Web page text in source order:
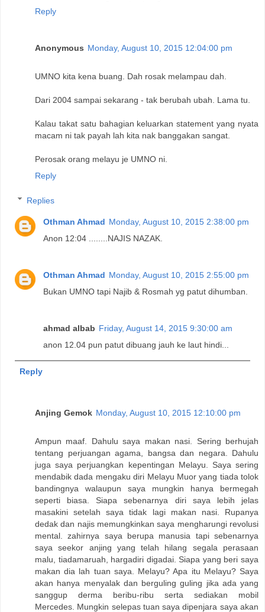
Reply
Anonymous Monday, August 10, 2015 12:04:00 pm
UMNO kita kena buang. Dah rosak melampau dah.
Dari 2004 sampai sekarang - tak berubah ubah. Lama tu.
Kalau takat satu bahagian keluarkan statement yang nyata
macam ni tak payah lah kita nak banggakan sangat.
Perosak orang melayu je UMNO ni.
Reply
Replies
Othman Ahmad Monday, August 10, 2015 2:38:00 pm
Anon 12:04 ........NAJIS NAZAK.
Othman Ahmad Monday, August 10, 2015 2:55:00 pm
Bukan UMNO tapi Najib & Rosmah yg patut dihumban.
ahmad albab Friday, August 14, 2015 9:30:00 am
anon 12.04 pun patut dibuang jauh ke laut hindi...
Reply
Anjing Gemok Monday, August 10, 2015 12:10:00 pm
Ampun maaf. Dahulu saya makan nasi. Sering berhujah
tentang perjuangan agama, bangsa dan negara. Dahulu
juga saya perjuangkan kepentingan Melayu. Saya sering
mendabik dada mengaku diri Melayu Muor yang tiada tolok
bandingnya walaupun saya mungkin hanya bermegah
seperti biasa. Siapa sebenarnya diri saya lebih jelas
masakini setelah saya tidak lagi makan nasi. Rupanya
dedak dan najis memungkinkan saya mengharungi revolusi
mental. zahirnya saya berupa manusia tapi sebenarnya
saya seekor anjing yang telah hilang segala perasaan
malu, tiadamaruah, hargadiri digadai. Siapa yang beri saya
makan dia lah tuan saya. Melayu? Apa itu Melayu? Saya
akan hanya menyalak dan berguling guling jika ada yang
sanggup derma beribu-ribu serta sediakan mobil
Mercedes. Mungkin selepas tuan saya dipenjara saya akan